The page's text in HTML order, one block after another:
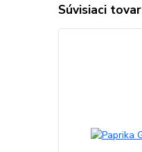
Súvisiaci tovar